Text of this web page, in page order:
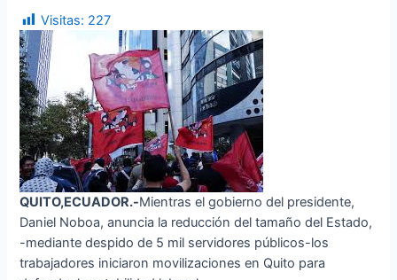
Visitas: 227
QUITO,ECUADOR.-Mientras el gobierno del presidente,
Daniel Noboa, anuncia la reducción del tamaño del Estado,
-mediante despido de 5 mil servidores públicos-los
trabajadores iniciaron movilizaciones en Quito para